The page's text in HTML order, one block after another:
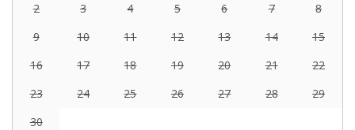
2
3 4 5 6 7
8
9
10 11 12 13 14
15
16
17 18 19 20 21
22
23
24 25 26 27 28
29
30